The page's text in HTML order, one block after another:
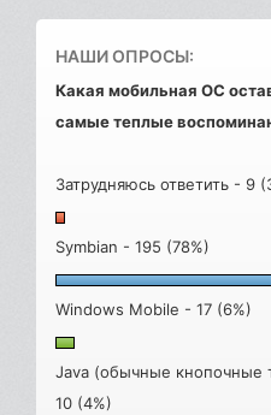
НАШИ ОПРОСЫ:
Какая мобильная ОС
самые теплые
Затрудняюсь ответить - 9
Symbian - 195 (78%)
Windows Mobile - 17 (6%)
Java (обычные кнопочные
10 (4%)